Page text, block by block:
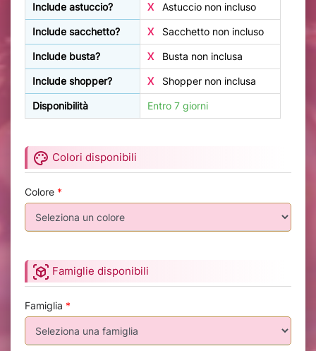
Include astuccio? X Astuccio non incluso
Include sacchetto? X Sacchetto non incluso
Include busta? X Busta non inclusa
Include shopper? X Shopper non inclusa
Disponibilità Entro 7 giorni
palette Colori disponibili
Colore *
view_in_ar Famiglie disponibili
Famiglia *